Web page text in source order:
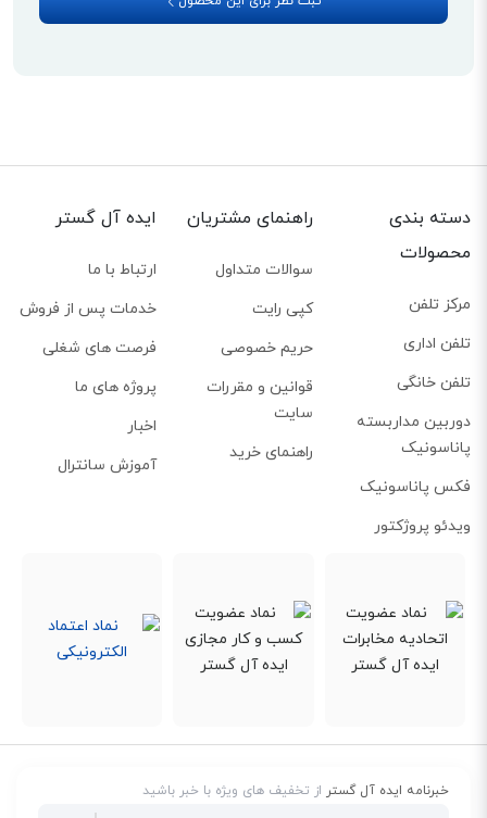
دسته بندی
محصولات
مرکز تلفن
تلفن اداری
تلفن خانگی
دوربین مداربسته
پاناسونیک
فکس پاناسونیک
ویدئو پروژکتور
راهنمای مشتریان
سوالات متداول
کپی رایت
حریم خصوصی
قوانین و مقررات
سایت
راهنمای خرید
ایده آل گستر
ارتباط با ما
خدمات پس از فروش
فرصت های شغلی
پروژه های ما
اخبار
آموزش سانترال
خبرنامه ایده آل گستراز تخفیف های ویژه با خبر باشید